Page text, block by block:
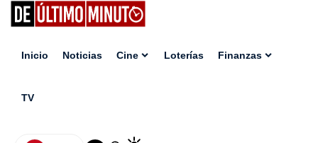
Inicio Noticias Cine Loterías Finanzas
TV